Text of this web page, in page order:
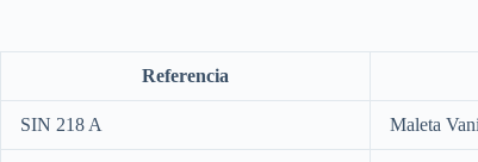
Referencia
SIN 218 A Maleta